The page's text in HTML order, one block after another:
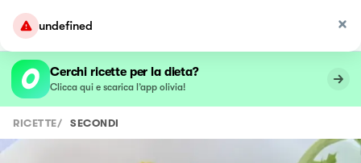
undefined
Cerchi ricette per la dieta?
Clicca qui e scarica l’app olivia!
RICETTE/ SECONDI